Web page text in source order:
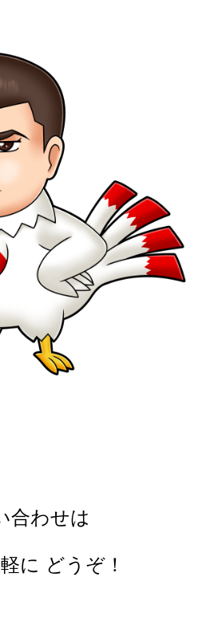
合わせは
に どうぞ！